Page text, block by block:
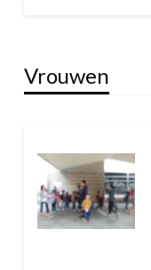
Vrouwen
Fleur de